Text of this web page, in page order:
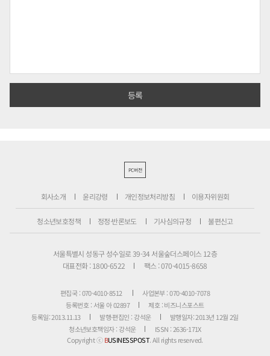
PC버전
회사소개 윤리강령 개인정보처리방침 이용자위원회
청소년보호정책 정정·반론보도 기사심의규정 불편신고
서울특별시 성동구 성수일로 39-34 서울숲더스페이스 12층
대표전화 : 1800-6522
팩스 : 070-4015-8658
편집국 : 070-4010-8512
사업본부 : 070-4010-7078
등록번호 : 서울 아 02897
제호 : 비즈니스포스트
등록일: 2013.11.13
발행·편집인 : 강석운
발행일자: 2013년 12월 2일
청소년보호책임자 : 강석운
ISSN : 2636-171X
Copyright ⓒBUSINESSPOST. All rights reserved.